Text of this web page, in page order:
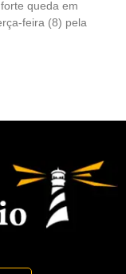
queda em
feira (8) pela